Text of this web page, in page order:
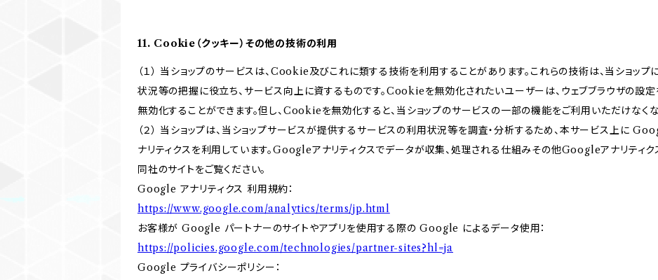
11. Cookie（クッキー）その他の技術の利用
（１） 当ショップのサービスは、Cookie及びこれに類する技術を利用することがあります。これらの技術は、当ショップ
状況等の把握に役立ち、サービス向上に資するものです。Cookieを無効化されたいユーザーは、ウェブブラウザの設
無効化することができます。但し、Cookieを無効化すると、当ショップのサービスの一部の機能をご利用いただけなく
（２） 当ショップは、当ショップサービスが提供するサービスの利用状況等を調査・分析するため、本サービス上に
ナリティクスを利用しています。Googleアナリティクスでデータが収集、処理される仕組みその他Googleアナリティク
同社のサイトをご覧ください。
Google アナリティクス 利用規約：
https://www.google.com/analytics/terms/jp.html
お客様が Google パートナーのサイトやアプリを使用する際の Google によるデータ使用：
https://policies.google.com/technologies/partner-sites?hl=ja
Google プライバシーポリシー：